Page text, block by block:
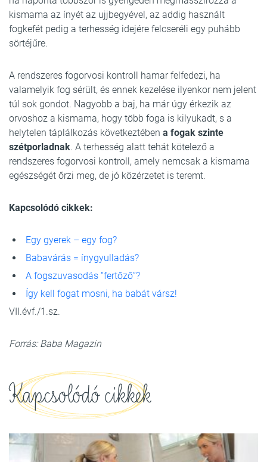
kismama az ínyét az ujjbegyével, az addig használt
fogkefét pedig a terhesség idejére felcseréli egy puhább
sörtéjűre.
A rendszeres fogorvosi kontroll hamar felfedezi, ha
valamelyik fog sérült, és ennek kezelése ilyenkor nem jelent
túl sok gondot. Nagyobb a baj, ha már úgy érkezik az
orvoshoz a kismama, hogy több foga is kilyukadt, s a
helytelen táplálkozás következtében a fogak szinte
szétporladnak. A terhesség alatt tehát kötelező a
rendszeres fogorvosi kontroll, amely nemcsak a kismama
egészségét őrzi meg, de jó közérzetet is teremt.
Kapcsolódó cikkek:
Egy gyerek – egy fog?
Babavárás = ínygyulladás?
A fogszuvasodás “fertőző”?
Így kell fogat mosni, ha babát vársz!
VII.évf./1.sz.
Forrás: Baba Magazin
Kapcsolódó cikkek